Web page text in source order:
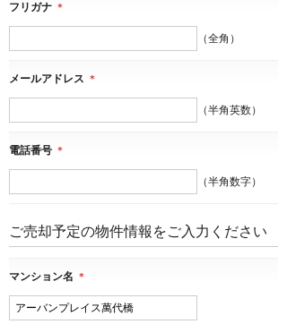
フリガナ ＊
（全角）
メールアドレス ＊
（半角英数）
電話番号 ＊
（半角数字）
ご売却予定の物件情報をご入力ください
マンション名 ＊